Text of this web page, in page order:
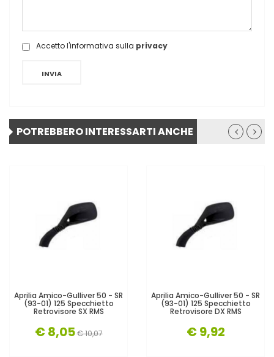
Accetto l'informativa sulla privacy
INVIA
POTREBBERO INTERESSARTI ANCHE
Aprilia Amico-Gulliver 50 - SR
(93-01) 125 Specchietto
Retrovisore SX RMS
€ 8,05€ 10,07
Aprilia Amico-Gulliver 50 - SR
(93-01) 125 Specchietto
Retrovisore DX RMS
€ 9,92